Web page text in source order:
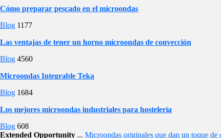
Cómo preparar pescado en el microondas
Blog 1177
Las ventajas de tener un horno microondas de convección
Blog 4560
Microondas Integrable Teka
Blog 1684
Los mejores microondas industriales para hostelería
Blog 608
Extended Opportunity ... Microondas originales que dan un toque de